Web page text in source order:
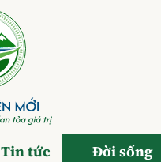
Tin tức Đời sống